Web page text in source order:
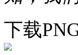
下载